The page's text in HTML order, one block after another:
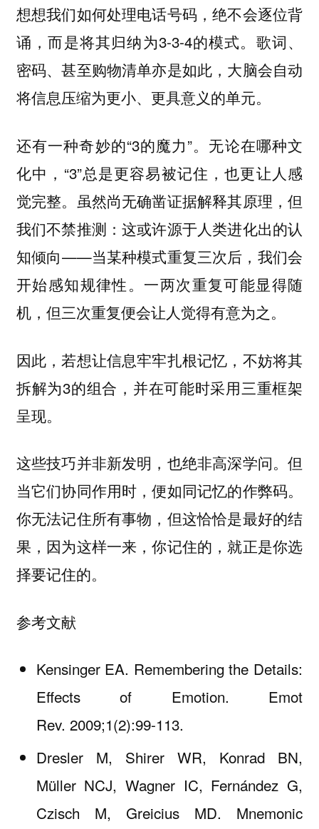
想想我们如何处理电话号码，绝不会逐位背
诵，而是将其归纳为3-3-4的模式。歌词、
密码、甚至购物清单亦是如此，大脑会自动
将信息压缩为更小、更具意义的单元。
还有一种奇妙的“3的魔力”。无论在哪种文
化中，“3”总是更容易被记住，也更让人感
觉完整。虽然尚无确凿证据解释其原理，但
我们不禁推测：这或许源于人类进化出的认
知倾向——当某种模式重复三次后，我们会
开始感知规律性。一两次重复可能显得随
机，但三次重复便会让人觉得有意为之。
因此，若想让信息牢牢扎根记忆，不妨将其
拆解为3的组合，并在可能时采用三重框架
呈现。
这些技巧并非新发明，也绝非高深学问。但
当它们协同作用时，便如同记忆的作弊码。
你无法记住所有事物，但这恰恰是最好的结
果，因为这样一来，你记住的，就正是你选
择要记住的。
参考文献
Kensinger EA. Remembering the Details:
Effects of Emotion. Emot
Rev. 2009;1(2):99-113.
Dresler M, Shirer WR, Konrad BN,
Müller NCJ, Wagner IC, Fernández G,
Czisch M, Greicius MD. Mnemonic